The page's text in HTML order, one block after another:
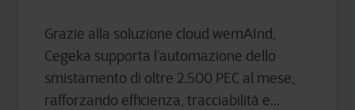
Grazie alla soluzione cloud wemAInd,
Cegeka supporta l’automazione dello
smistamento di oltre 2.500 PEC al mese,
rafforzando efficienza, tracciabilità e...